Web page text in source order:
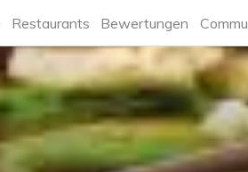
Restaurants Bewertungen